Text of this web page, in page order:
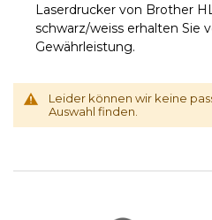
Laserdrucker von Brother
schwarz/weiss erhalten Sie
Gewährleistung.
Leider können wir keine
Auswahl finden.